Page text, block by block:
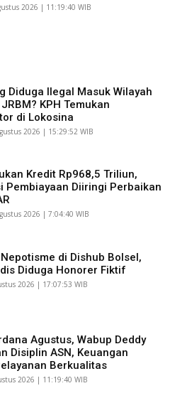
2026 | 11:19:40 WIB
Diduga Ilegal Masuk Wilayah
KPH Temukan
di Lokosina
2026 | 15:29:52 WIB
Kredit Rp968,5 Triliun,
Pembiayaan Diiringi Perbaikan
2026 | 7:04:40 WIB
di Dishub Bolsel,
Diduga Honorer Fiktif
2026 | 17:07:53 WIB
Agustus, Wabup Deddy
Disiplin ASN, Keuangan
Berkualitas
2026 | 11:19:40 WIB